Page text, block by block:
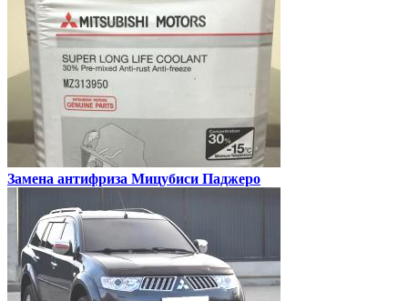
Замена антифриза Мицубиси Паджеро